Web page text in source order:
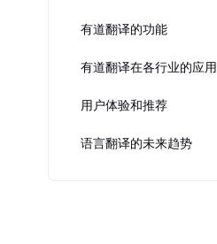
有道翻译的功能
有道翻译在各行业的应用
用户体验和推荐
语言翻译的未来趋势